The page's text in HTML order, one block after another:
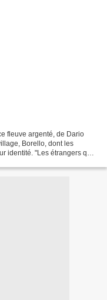
fleuve argenté, de Dario
Borello, dont les
identité. "Les étrangers qui